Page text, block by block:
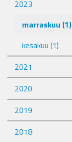
2023
marraskuu (1)
kesäkuu (1)
2021
2020
2019
2018